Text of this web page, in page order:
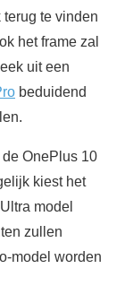
te vinden
het frame zal
uit een
beduidend
OnePlus 10
kiest het
model
zullen
model worden